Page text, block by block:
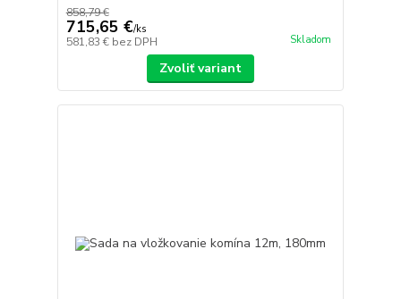
858,79 €
715,65 €/ks
581,83 € bez DPH Skladom
Zvoliť variant